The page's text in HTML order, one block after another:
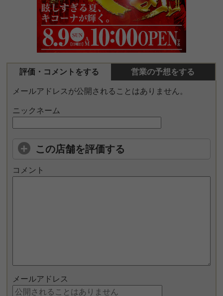
評価・コメントをする 営業の予想をする
メールアドレスが公開されることはありません。
ニックネーム
この店舗を評価する
コメント
メールアドレス